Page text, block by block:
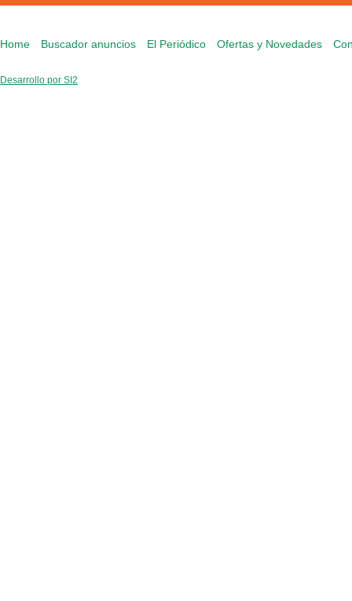
Home Buscador anuncios El Periódico Ofertas y Novedades
Desarrollo por SI2